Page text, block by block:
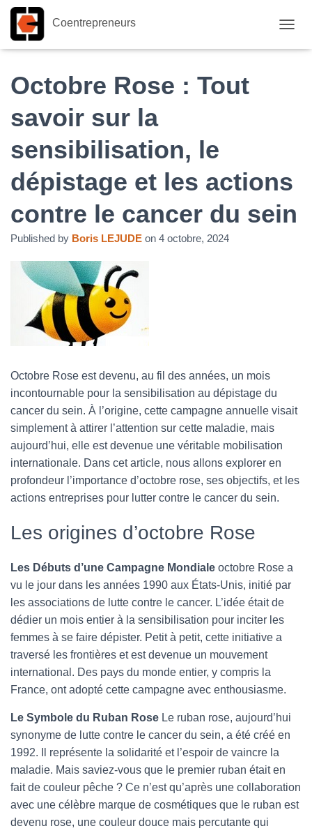
Coentrepreneurs
U
E
L
A
Octobre Rose : Tout
savoir sur la
sensibilisation, le
dépistage et les actions
contre le cancer du sein
Published by Boris LEJUDE on 4 octobre, 2024
Octobre Rose est devenu, au fil des années, un mois
incontournable pour la sensibilisation au dépistage du
cancer du sein. À l’origine, cette campagne annuelle visait
simplement à attirer l’attention sur cette maladie, mais
aujourd’hui, elle est devenue une véritable mobilisation
internationale. Dans cet article, nous allons explorer en
profondeur l’importance d’octobre rose, ses objectifs, et les
actions entreprises pour lutter contre le cancer du sein.
Les origines d’octobre Rose
Les Débuts d’une Campagne Mondiale octobre Rose a
vu le jour dans les années 1990 aux États-Unis, initié par
les associations de lutte contre le cancer. L’idée était de
dédier un mois entier à la sensibilisation pour inciter les
femmes à se faire dépister. Petit à petit, cette initiative a
traversé les frontières et est devenue un mouvement
international. Des pays du monde entier, y compris la
France, ont adopté cette campagne avec enthousiasme.
Le Symbole du Ruban Rose Le ruban rose, aujourd’hui
synonyme de lutte contre le cancer du sein, a été créé en
1992. Il représente la solidarité et l’espoir de vaincre la
maladie. Mais saviez-vous que le premier ruban était en
fait de couleur pêche ? Ce n’est qu’après une collaboration
avec une célèbre marque de cosmétiques que le ruban est
devenu rose, une couleur douce mais percutante qui